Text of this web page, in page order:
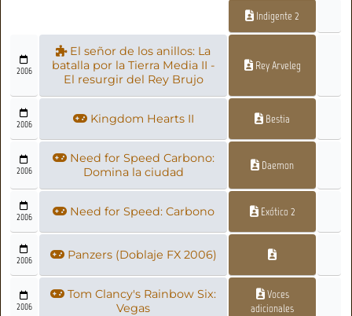
Indigente 2
2006
El señor de los anillos: La
batalla por la Tierra Media II -
El resurgir del Rey Brujo
Rey Arveleg
2006 Kingdom Hearts II Bestia
2006
Need for Speed Carbono:
Domina la ciudad
Daemon
2006 Need for Speed: Carbono Exótico 2
2006 Panzers (Doblaje FX 2006)
2006
Tom Clancy's Rainbow Six:
Vegas
Voces
adicionales